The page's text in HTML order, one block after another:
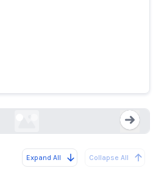
Expand All Collapse All